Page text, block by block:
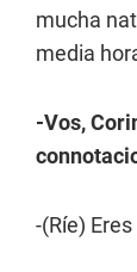
mucha
media
-Vos,
-(Ríe)